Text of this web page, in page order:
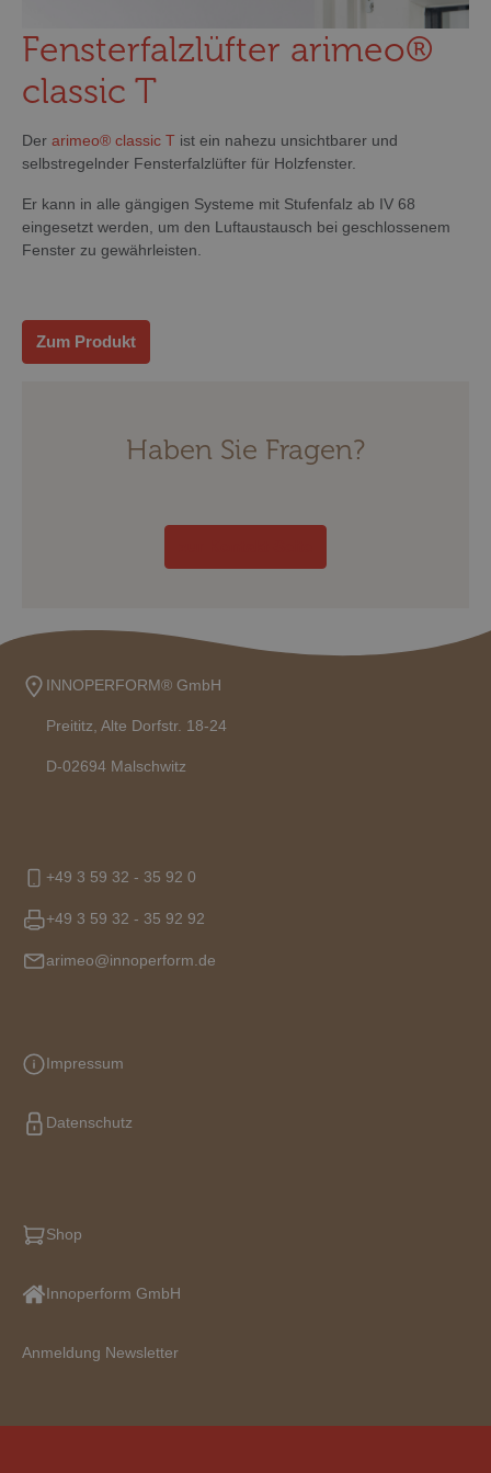
Fensterfalzlüfter arimeo®
classic T
Der arimeo® classic T ist ein nahezu unsichtbarer und
selbstregelnder Fensterfalzlüfter für Holzfenster.
Er kann in alle gängigen Systeme mit Stufenfalz ab IV 68
eingesetzt werden, um den Luftaustausch bei geschlossenem
Fenster zu gewährleisten.
Zum Produkt
Haben Sie Fragen?
INNOPERFORM® GmbH
Preititz, Alte Dorfstr. 18-24
D-02694 Malschwitz
+49 3 59 32 - 35 92 0
+49 3 59 32 - 35 92 92
arimeo@innoperform.de
Impressum
Datenschutz
Shop
Innoperform GmbH
Anmeldung Newsletter